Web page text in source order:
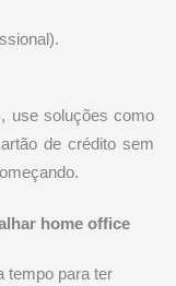
use soluções como
de crédito sem
home office
tempo para ter